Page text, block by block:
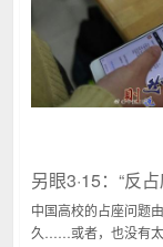
中国高校的占座问题
久……或者，也没有太